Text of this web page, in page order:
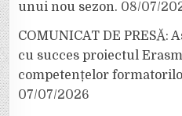
unui nou sezon. 08/07/
COMUNICAT DE PRESĂ:
cu succes proiectul
competențelor
07/07/2026